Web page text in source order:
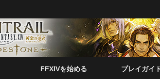
FFXIVを始める プレイガイ